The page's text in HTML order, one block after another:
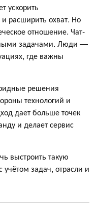
ускорить
расширить охват. Но
отношение. Чат-
задачами. Люди —
где важны
решения
технологий и
дает больше точек
и делает сервис
выстроить такую
задач, отрасли и